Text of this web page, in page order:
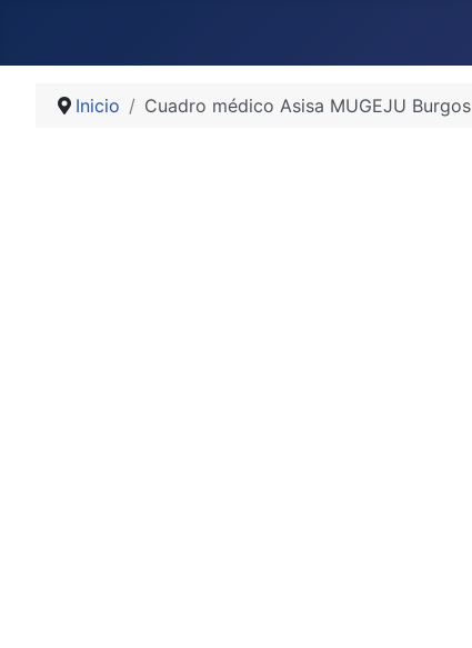
Inicio Cuadro médico Asisa MUGEJU Burgos